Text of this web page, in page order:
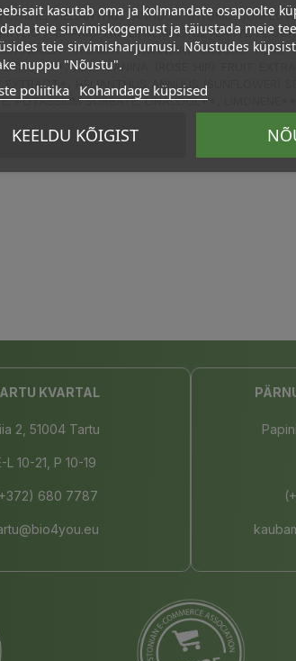
HELIANTHUS ANNUUS (HYBRID
/ CAPRIC TRIGLYCERIDE, CETEARYL
HYBRIDA (LAVANDIN) GROSSO
PINK CANINA (ROSE HIP) FRUIT
HELIANTHUS ANNUUS (SUNFLOWER)
POTASSIUM SORBATE, LINALOOL**,
KVARTAL
2, 51004 Tartu
L 10-21, P 10-19
680 7787
kasutab oma ja kolmandate osapoolte
teie sirvimiskogemust ja täiustada meie
teie sirvimisharjumusi. Nõustudes
nuppu "Nõustu".
poliitika Kohandage küpsised
KEELDU KÕIGIST